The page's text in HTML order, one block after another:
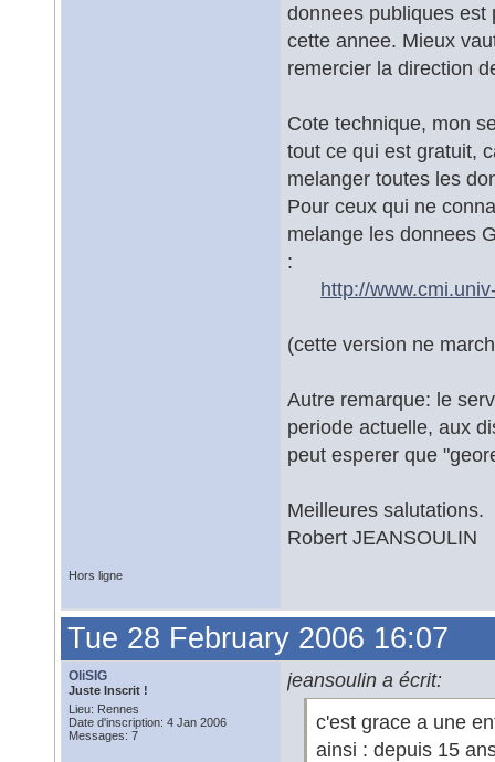
donnees publiques est
cette annee. Mieux
remercier la direction
Cote technique, mon
tout ce qui est gratuit,
melanger toutes les
Pour ceux qui ne
melange les donnees
:
http://
(cette version ne
Autre remarque: le
periode actuelle, aux
peut esperer que
Meilleures salutations.
Robert JEANSOULIN
Hors ligne
Tue 28 February 2006 16:07
OliSIG
Juste Inscrit !
Lieu: Rennes
Date d'inscription: 4 Jan 2006
Messages: 7
jeansoulin a écrit:
c'est grace a une
ainsi : depuis 15